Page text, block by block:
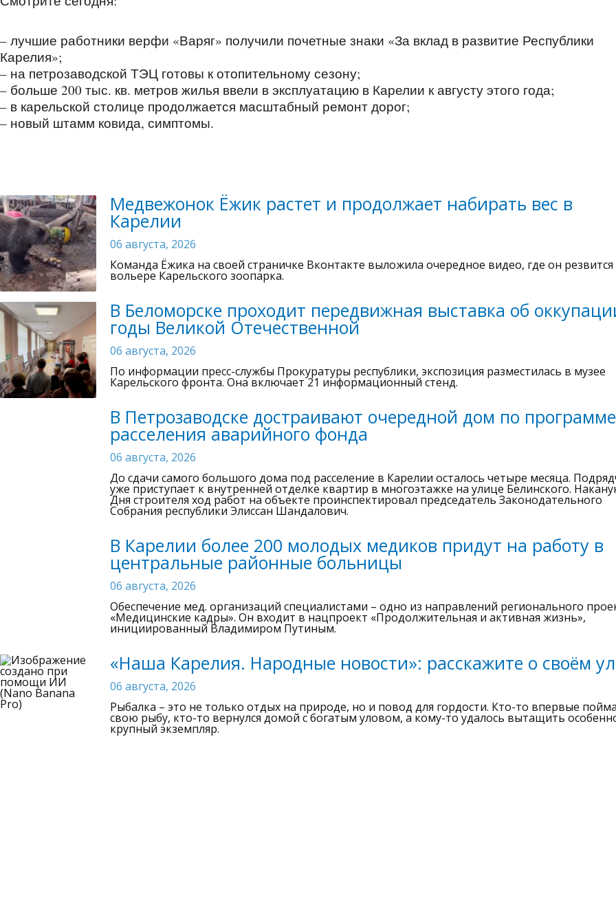
– лучшие работники верфи «Варяг» получили почетные знаки «За вклад в развитие Республики
Карелия»;
– на петрозаводской ТЭЦ готовы к отопительному сезону;
– больше 200 тыс. кв. метров жилья ввели в эксплуатацию в Карелии к августу этого года;
– в карельской столице продолжается масштабный ремонт дорог;
– новый штамм ковида, симптомы.
Медвежонок Ёжик растет и продолжает набирать вес в
Карелии
06 августа, 2026
Команда Ёжика на своей страничке Вконтакте выложила очередное видео, где он резвится
вольере Карельского зоопарка.
В Беломорске проходит передвижная выставка об
годы Великой Отечественной
06 августа, 2026
По информации пресс-службы Прокуратуры республики, экспозиция разместилась в музее
Карельского фронта. Она включает 21 информационный стенд.
В Петрозаводске достраивают очередной дом по программе
расселения аварийного фонда
06 августа, 2026
До сдачи самого большого дома под расселение в Карелии осталось четыре месяца.
уже приступает к внутренней отделке квартир в многоэтажке на улице Белинского.
Дня строителя ход работ на объекте проинспектировал председатель Законодательного
Собрания республики Элиссан Шандалович.
В Карелии более 200 молодых медиков придут на работу в
центральные районные больницы
06 августа, 2026
Обеспечение мед. организаций специалистами – одно из направлений регионального
«Медицинские кадры». Он входит в нацпроект «Продолжительная и активная жизнь»,
инициированный Владимиром Путиным.
«Наша Карелия. Народные новости»: расскажите о своём
06 августа, 2026
Рыбалка – это не только отдых на природе, но и повод для гордости. Кто-то впервые
свою рыбу, кто-то вернулся домой с богатым уловом, а кому-то удалось вытащить
крупный экземпляр.